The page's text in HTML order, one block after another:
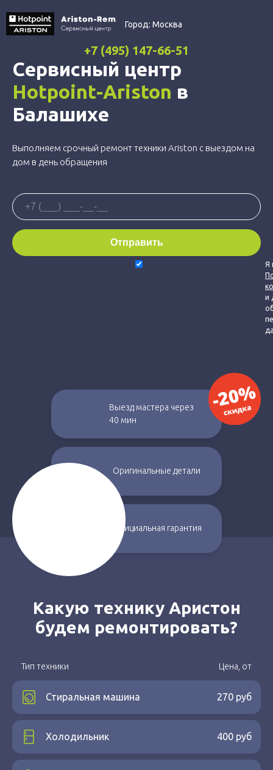
Город: Москва
+7 (495) 147-66-51
Сервисный центр
Hotpoint-Ariston в
Балашихе
Выполняем срочный ремонт техники Ariston с выездом на
дом в день обращения
Я
и
Выезд мастера через
40 мин
Оригинальные детали
Официальная гарантия
Какую технику Аристон
будем ремонтировать?
Тип техники Цена, от
Стиральная машина 270 руб
Холодильник 400 руб